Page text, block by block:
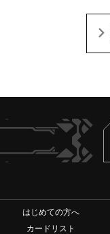
はじめての方へ
カードリスト